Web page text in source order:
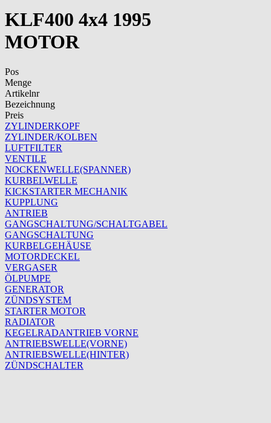
KLF400 4x4 1995
MOTOR
Pos
Menge
Artikelnr
Bezeichnung
Preis
ZYLINDERKOPF
ZYLINDER/KOLBEN
LUFTFILTER
VENTILE
NOCKENWELLE(SPANNER)
KURBELWELLE
KICKSTARTER MECHANIK
KUPPLUNG
ANTRIEB
GANGSCHALTUNG/SCHALTGABEL
GANGSCHALTUNG
KURBELGEHÄUSE
MOTORDECKEL
VERGASER
ÖLPUMPE
GENERATOR
ZÜNDSYSTEM
STARTER MOTOR
RADIATOR
KEGELRADANTRIEB VORNE
ANTRIEBSWELLE(VORNE)
ANTRIEBSWELLE(HINTER)
ZÜNDSCHALTER